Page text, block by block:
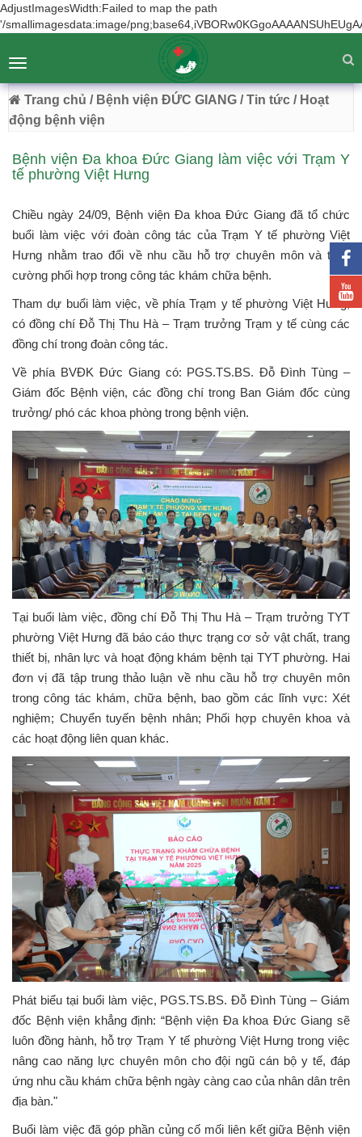
AdjustImagesWidth:Failed to map the path
'/smallimagesdata:image/
BỆNH VIỆN ĐA KHOA ĐỨC GIANG
Chuyên Sâu - Tận Tâm - Vươn Tầm
54 Trường Lâm, Việt Hưng, Hà Nội
Toggle
navigation
Trang chủ / Bệnh viện ĐỨC GIANG / Tin tức / Hoạt
động bệnh viện
Bệnh viện Đa khoa Đức Giang làm việc với Trạm Y
tế phường Việt Hưng
Chiều ngày 24/09, Bệnh viện Đa khoa Đức Giang đã tổ chức
buổi làm việc với đoàn công tác của Trạm Y tế phường Việt
Hưng nhằm trao đổi về nhu cầu hỗ trợ chuyên môn và tăng
cường phối hợp trong công tác khám chữa bệnh.
Tham dự buổi làm việc, về phía Trạm y tế phường Việt Hưng,
có đồng chí Đỗ Thị Thu Hà – Trạm trưởng Trạm y tế cùng các
đồng chí trong đoàn công tác.
Về phía BVĐK Đức Giang có: PGS.TS.BS. Đỗ Đình Tùng –
Giám đốc Bệnh viện, các đồng chí trong Ban Giám đốc cùng
trưởng/ phó các khoa phòng trong bệnh viện.
Tại buổi làm việc, đồng chí Đỗ Thị Thu Hà – Trạm trưởng TYT
phường Việt Hưng đã báo cáo thực trạng cơ sở vật chất, trang
thiết bị, nhân lực và hoạt động khám bệnh tại TYT phường. Hai
đơn vị đã tập trung thảo luận về nhu cầu hỗ trợ chuyên môn
trong công tác khám, chữa bệnh, bao gồm các lĩnh vực: Xét
nghiệm; Chuyển tuyến bệnh nhân; Phối hợp chuyên khoa và
các hoạt động liên quan khác.
Phát biểu tại buổi làm việc, PGS.TS.BS. Đỗ Đình Tùng – Giám
đốc Bệnh viện khẳng định: “Bệnh viện Đa khoa Đức Giang sẽ
luôn đồng hành, hỗ trợ Trạm Y tế phường Việt Hưng trong việc
nâng cao năng lực chuyên môn cho đội ngũ cán bộ y tế, đáp
ứng nhu cầu khám chữa bệnh ngày càng cao của nhân dân trên
địa bàn."
Buổi làm việc đã góp phần củng cố mối liên kết giữa Bệnh viện